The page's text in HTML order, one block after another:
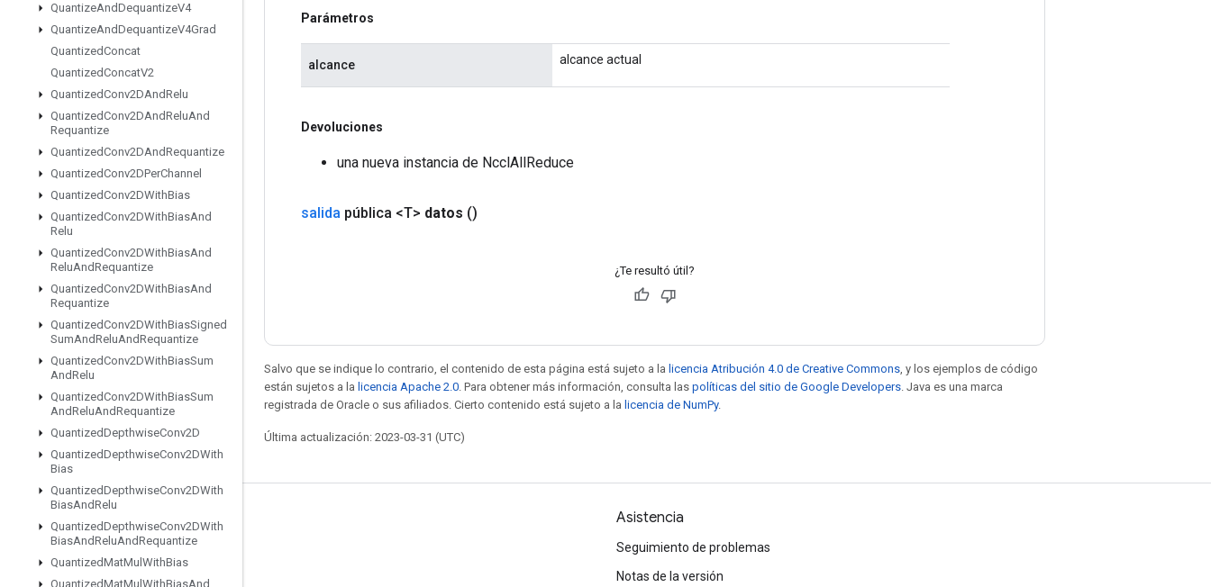
QuantizeAndDequantizeV4
QuantizeAndDequantizeV4Grad
QuantizedConcat
QuantizedConcatV2
QuantizedConv2DAndRelu
QuantizedConv2DAndReluAnd
Requantize
QuantizedConv2DAndRequantize
QuantizedConv2DPerChannel
QuantizedConv2DWithBias
QuantizedConv2DWithBiasAnd
Relu
QuantizedConv2DWithBiasAnd
ReluAndRequantize
QuantizedConv2DWithBiasAnd
Requantize
QuantizedConv2DWithBiasSigned
SumAndReluAndRequantize
QuantizedConv2DWithBiasSum
AndRelu
QuantizedConv2DWithBiasSum
AndReluAndRequantize
QuantizedDepthwiseConv2D
QuantizedDepthwiseConv2DWith
Bias
QuantizedDepthwiseConv2DWith
BiasAndRelu
QuantizedDepthwiseConv2DWith
BiasAndReluAndRequantize
QuantizedMatMul WithBias
QuantizedMatMul WithBiasAnd
Parámetros
alcance alcance actual
Devoluciones
una nueva instancia de NcclAllReduce
salida pública <T> datos ()
¿Te resultó útil?
Salvo que se indique lo contrario, el contenido de esta página está sujeto a la licencia Atribución 4.0 de Creative Commons , y los ejemplos de código
están sujetos a la licencia Apache 2.0 . Para obtener más información, consulta las políticas del sitio de Google Developers . Java es una marca
registrada de Oracle o sus afiliados. Cierto contenido está sujeto a la licencia de NumPy.
Última actualización: 2023-03-31 (UTC)
Mantente conectado Asistencia
Seguimiento de problemas
Notas de la versión